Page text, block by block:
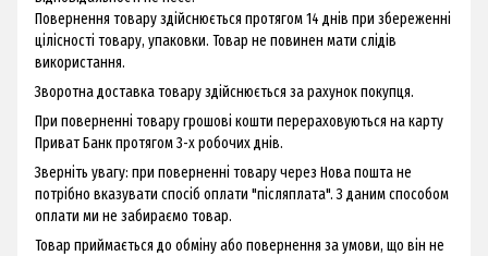
Повернення товару здійснюється протягом 14 днів при збереженні
цілісності товару, упаковки. Товар не повинен мати слідів
використання.
Зворотна доставка товару здійснюється за рахунок покупця.
При поверненні товару грошові кошти перераховуються на карту
Приват Банк протягом 3-х робочих днів.
Зверніть увагу: при поверненні товару через Нова пошта не
потрібно вказувати спосіб оплати "післяплата". З даним способом
оплати ми не забираємо товар.
Товар приймається до обміну або повернення за умови, що він не